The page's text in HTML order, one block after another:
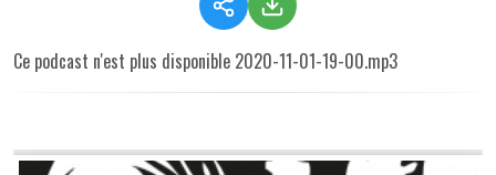
Ce podcast n'est plus disponible 2020-11-01-19-00.mp3